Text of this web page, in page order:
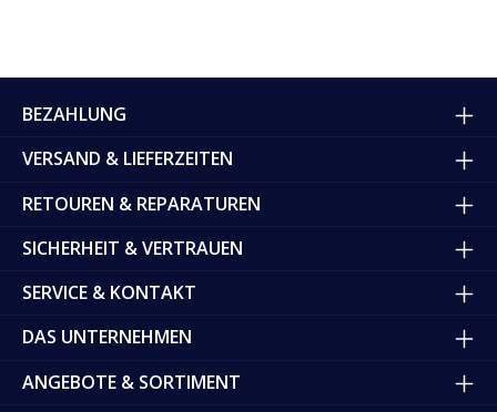
BEZAHLUNG
VERSAND & LIEFERZEITEN
RETOUREN & REPARATUREN
SICHERHEIT & VERTRAUEN
SERVICE & KONTAKT
DAS UNTERNEHMEN
ANGEBOTE & SORTIMENT